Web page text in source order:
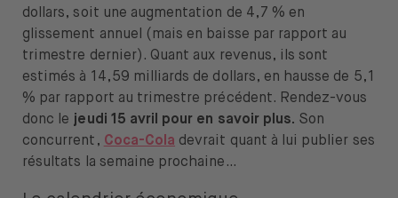
dollars, soit une augmentation de 4,7 % en
glissement annuel (mais en baisse par rapport au
trimestre dernier). Quant aux revenus, ils sont
estimés à 14,59 milliards de dollars, en hausse de 5,1
% par rapport au trimestre précédent. Rendez-vous
donc le jeudi 15 avril pour en savoir plus. Son
concurrent, Coca-Cola devrait quant à lui publier ses
résultats la semaine prochaine…